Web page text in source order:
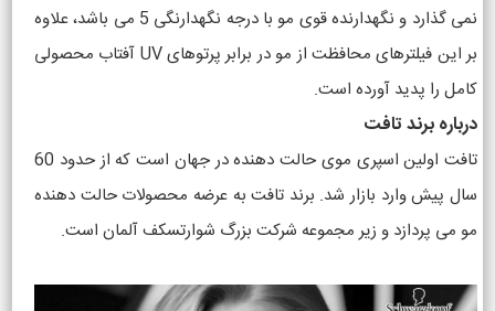
نمی گذارد و نگهدارنده قوی مو با درجه نگهدارنگی 5 می باشد، علاوه
بر این فیلترهای محافظت از مو در برابر پرتوهای UV آفتاب محصولی
کامل را پدید آورده است.
درباره برند تافت
تافت اولین اسپری موی حالت دهنده در جهان است که از حدود 60
سال پیش وارد بازار شد. برند تافت به عرضه محصولات حالت دهنده
مو می پردازد و زیر مجموعه شرکت بزرگ شوارتسکف آلمان است.